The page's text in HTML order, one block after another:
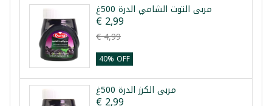
مربى التوت الشامي الدرة 500غ
€ 2,99
€ 4,99
40% OFF
مربى الكرز الدرة 500غ
€ 2,99